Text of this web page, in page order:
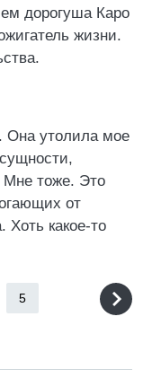
дорогуша Каро
жизни.
Она утолила мое
тоже. Это
от
Хоть какое-то
5